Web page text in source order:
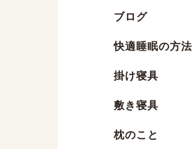
ブログ
快適睡眠の方法
掛け寝具
敷き寝具
枕のこと